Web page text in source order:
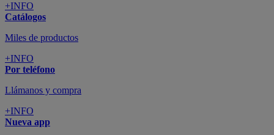
+INFO
Catálogos
Miles de productos
+INFO
Por teléfono
Llámanos y compra
+INFO
Nueva app